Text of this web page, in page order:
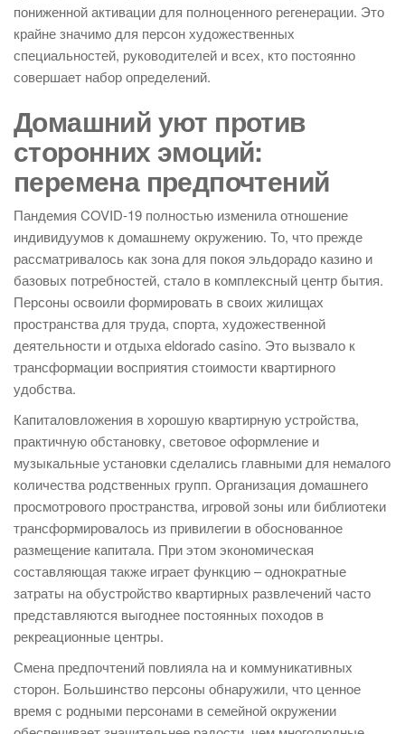
пониженной активации для полноценного регенерации. Это
крайне значимо для персон художественных
специальностей, руководителей и всех, кто постоянно
совершает набор определений.
Домашний уют против
сторонних эмоций:
перемена предпочтений
Пандемия COVID-19 полностью изменила отношение
индивидуумов к домашнему окружению. То, что прежде
рассматривалось как зона для покоя эльдорадо казино и
базовых потребностей, стало в комплексный центр бытия.
Персоны освоили формировать в своих жилищах
пространства для труда, спорта, художественной
деятельности и отдыха eldorado casino. Это вызвало к
трансформации восприятия стоимости квартирного
удобства.
Капиталовложения в хорошую квартирную устройства,
практичную обстановку, световое оформление и
музыкальные установки сделались главными для немалого
количества родственных групп. Организация домашнего
просмотрового пространства, игровой зоны или библиотеки
трансформировалось из привилегии в обоснованное
размещение капитала. При этом экономическая
составляющая также играет функцию – однократные
затраты на обустройство квартирных развлечений часто
представляются выгоднее постоянных походов в
рекреационные центры.
Смена предпочтений повлияла на и коммуникативных
сторон. Большинство персоны обнаружили, что ценное
время с родными персонами в семейной окружении